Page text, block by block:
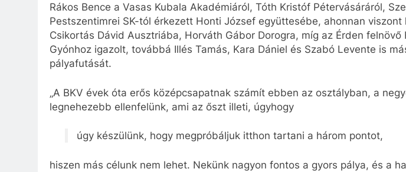
Rákos Bence a Vasas Kubala Akadémiáról, Tóth Kristóf Pétervásáráról,
Pestszentimrei SK-tól érkezett Honti József együttesébe, ahonnan viszont
Csikortás Dávid Ausztriába, Horváth Gábor Dorogra, míg az Érden
Gyónhoz igazolt, továbbá Illés Tamás, Kara Dániel és Szabó Levente is
pályafutását.
„A BKV évek óta erős középcsapatnak számít ebben az osztályban, a
legnehezebb ellenfelünk, ami az őszt illeti, úgyhogy
úgy készülünk, hogy megpróbáljuk itthon tartani a három pontot,
hiszen más célunk nem lehet. Nekünk nagyon fontos a gyors pálya, és a